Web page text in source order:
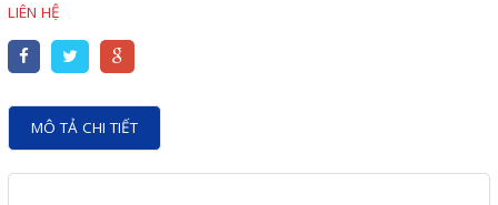
LIÊN HỆ
MÔ TẢ CHI TIẾT
Biến tần
Máy tính công nghiệp
Motor Servo / Driver Servo
Cáp lập trình PLC - HMI -